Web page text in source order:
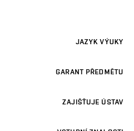
JAZYK VÝUKY
GARANT PŘEDMĚTU
ZAJIŠŤUJE ÚSTAV